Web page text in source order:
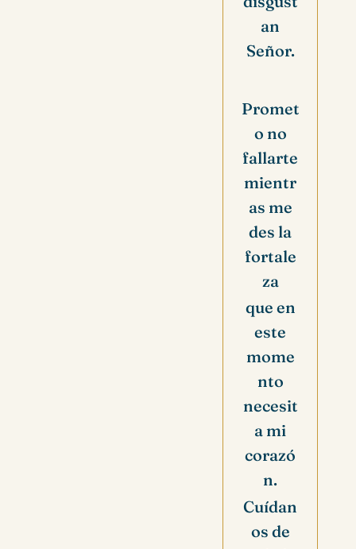
an
Señor.
Promet
o no
fallarte
mientr
as me
des la
fortale
za
que en
este
mome
nto
necesit
a mi
corazó
n.
Cuídan
os de